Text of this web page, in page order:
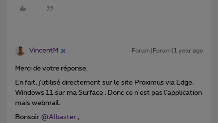
VincentM Forum|Forum|1 year ago
Merci de votre réponse.
En fait, j’utilisé directement sur le site Proximus via Edge,
Windows 11 sur ma Surface . Donc ce n'est pas l’application
mais webmail.
Bonsoir @Albaster ,